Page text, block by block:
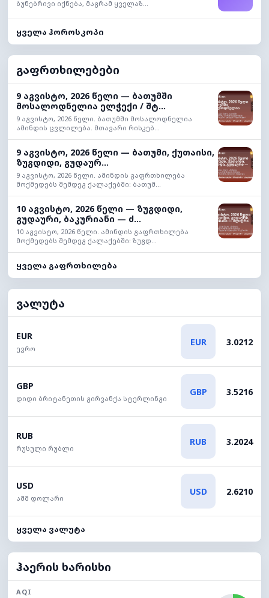
ბუნებრივი იქნება, მაგრამ ყველაზ...
ყველა ჰოროსკოპი
გაფრთხილებები
9 აგვისტო, 2026 წელი — ბათუმში
მოსალოდნელია ელჭექი / შტ...
9 აგვისტო, 2026 წელი. ბათუმში მოსალოდნელია
ამინდის ცვლილება. მთავარი რისკებ...
9 აგვისტო, 2026 წელი — ბათუმი, ქუთაისი,
ზუგდიდი, გუდაურ...
9 აგვისტო, 2026 წელი. ამინდის გაფრთხილება
მოქმედებს შემდეგ ქალაქებში: ბათუმ...
10 აგვისტო, 2026 წელი — ზუგდიდი,
გუდაური, ბაკურიანი — ძ...
10 აგვისტო, 2026 წელი. ამინდის გაფრთხილება
მოქმედებს შემდეგ ქალაქებში: ზუგდ...
ყველა გაფრთხილება
ვალუტა
EUR
ევრო
EUR 3.0212
GBP
დიდი ბრიტანეთის გირვანქა სტერლინგი
GBP 3.5216
RUB
რუსული რუბლი
RUB 3.2024
USD
აშშ დოლარი
USD 2.6210
ყველა ვალუტა
ჰაერის ხარისხი
AQI